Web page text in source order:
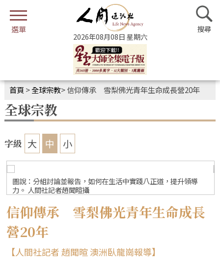
2026年08月08日 星期六
首頁 >全球宗教>信仰傳承 雪梨佛光青年生命成長營20年
全球宗教
字級 大 中 小
圖說：分組討論並報告，如何在生活中實踐八正道，提升領導
力。 人間社記者趙聞暄攝
信仰傳承 雪梨佛光青年生命成長
營20年
【人間社記者 趙聞暄 澳洲臥龍崗報導】